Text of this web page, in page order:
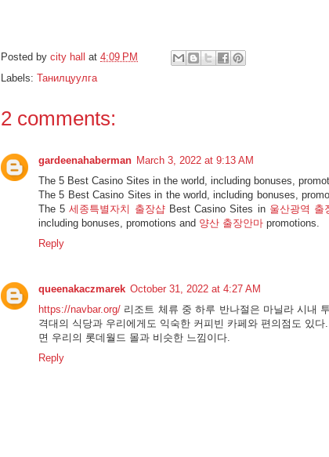
Posted by city hall at 4:09 PM
Labels: Танилцуулга
2 comments:
gardeenahaberman March 3, 2022 at 9:13 AM
The 5 Best Casino Sites in the world, including bonuses,
The 5 Best Casino Sites in the world, including bonuses,
The 5세종특별자치 출장샵Best Casino Sites in 울산광역 출
including bonuses, promotions and 양산 출장안마 promotions.
Reply
queenakaczmarek October 31, 2022 at 4:27 AM
https://navbar.org/ 리조트 체류 중 하루 반나절은 마닐라 시내
격대의 식당과 우리에게도 익숙한 커피빈 카페와 편의점도 있
면 우리의 롯데월드 몰과 비슷한 느낌이다.
Reply